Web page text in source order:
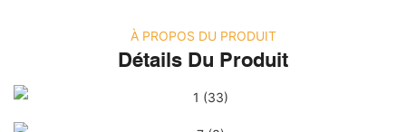
À PROPOS DU PRODUIT
Détails Du Produit